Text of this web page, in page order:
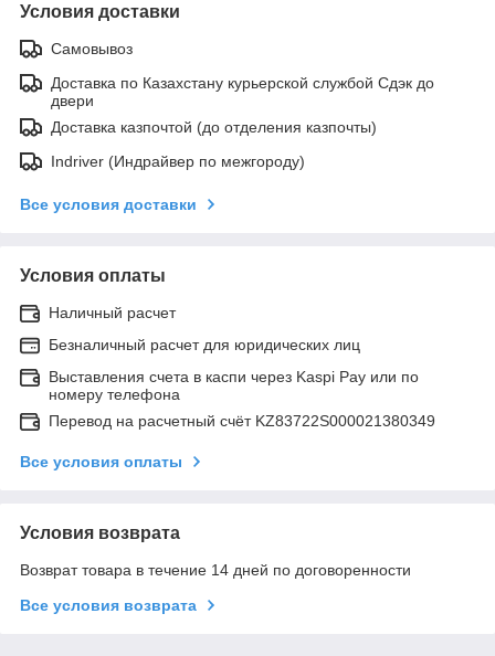
Условия доставки
Самовывоз
Доставка по Казахстану курьерской службой Сдэк до
двери
Доставка казпочтой (до отделения казпочты)
Indriver (Индрайвер по межгороду)
Все условия доставки
Условия оплаты
Наличный расчет
Безналичный расчет для юридических лиц
Выставления счета в каспи через Kaspi Pay или по
номеру телефона
Перевод на расчетный счёт KZ83722S000021380349
Все условия оплаты
Условия возврата
Возврат товара в течение 14 дней по договоренности
Все условия возврата